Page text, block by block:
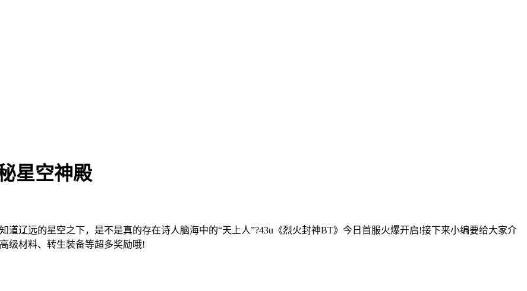
星空神殿
远的星空之下，是不是真的存在诗人脑海中的“天上人”?43u《烈火封神BT》今日首服火爆开启!接下来小编要给大家介
级材料、转生装备等超多奖励哦!